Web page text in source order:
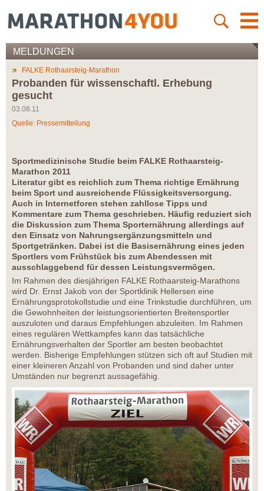
MELDUNGEN
FALKE Rothaarsteig-Marathon
Probanden für wissenschaftl. Erhebung
gesucht
03.08.11
Quelle: Pressemitteilung
Sportmedizinische Studie beim FALKE Rothaarsteig-
Marathon 2011
Literatur gibt es reichlich zum Thema richtige Ernährung
beim Sport und ausreichende Flüssigkeitsversorgung.
Auch in Internetforen stehen zahllose Tipps und
Kommentare zum Thema geschrieben. Häufig reduziert sich
die Diskussion zum Thema Sporternährung allerdings auf
den Einsatz von Nahrungsergänzungsmitteln und
Sportgetränken. Dabei ist die Basisernährung eines jeden
Sportlers vom Frühstück bis zum Abendessen mit
ausschlaggebend für dessen Leistungsvermögen.
Im Rahmen des diesjährigen FALKE Rothaarsteig-Marathons
wird Dr. Ernst Jakob von der Sportklinik Hellersen eine
Ernährungsprotokollstudie und eine Trinkstudie durchführen, um
die Gewohnheiten der leistungsorientierten Breitensportler
auszuloten und daraus Empfehlungen abzuleiten. Im Rahmen
eines regulären Wettkampfes kann das tatsächliche
Ernährungsverhalten der Sportler am besten beobachtet
werden. Bisherige Empfehlungen stützen sich oft auf Studien mit
einer kleineren Anzahl von Probanden und sind daher unter
Umständen nur begrenzt aussagefähig.